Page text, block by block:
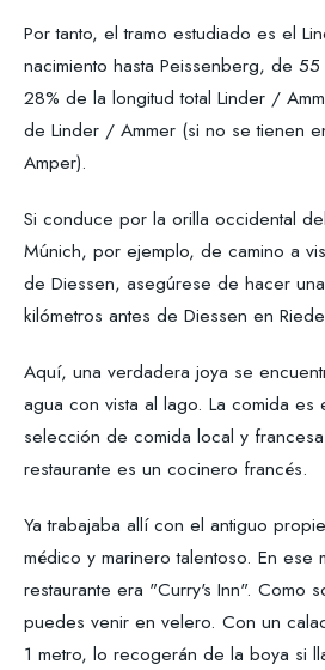
Por tanto, el tramo estudiado es el
nacimiento hasta Peissenberg, de
28% de la longitud total Linder /
de Linder / Ammer (si no se tienen
Amper).
Si conduce por la orilla occidental
Múnich, por ejemplo, de camino a
de Diessen, asegúrese de hacer
kilómetros antes de Diessen en
Aquí, una verdadera joya se
agua con vista al lago. La comida es
selección de comida local y
restaurante es un cocinero francés.
Ya trabajaba allí con el antiguo
médico y marinero talentoso. En ese
restaurante era "Curry's Inn". Como
puedes venir en velero. Con un
1 metro, lo recogerán de la boya si